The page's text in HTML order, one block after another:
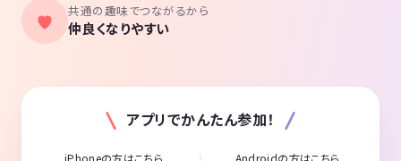
共通の趣味でつながるから
仲良くなりやすい
アプリでかんたん参加！